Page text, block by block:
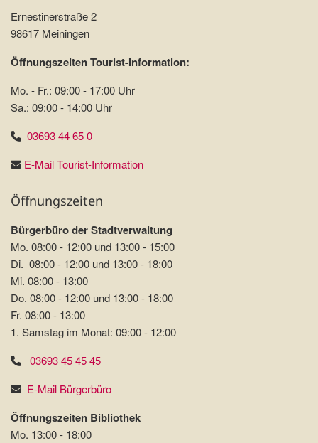
Ernestinerstraße 2
98617 Meiningen
Öffnungszeiten Tourist-Information:
Mo. - Fr.: 09:00 - 17:00 Uhr
Sa.: 09:00 - 14:00 Uhr
03693 44 65 0
E-Mail Tourist-Information
Öffnungszeiten
Bürgerbüro der Stadtverwaltung
Mo. 08:00 - 12:00 und 13:00 - 15:00
Di. 08:00 - 12:00 und 13:00 - 18:00
Mi. 08:00 - 13:00
Do. 08:00 - 12:00 und 13:00 - 18:00
Fr. 08:00 - 13:00
1. Samstag im Monat: 09:00 - 12:00
03693 45 45 45
E-Mail Bürgerbüro
Öffnungszeiten Bibliothek
Mo. 13:00 - 18:00